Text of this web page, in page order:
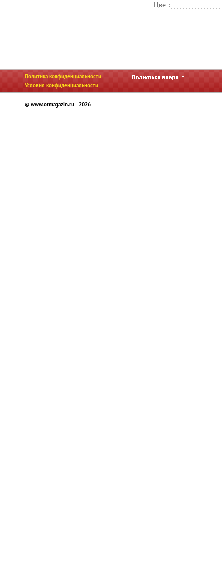
Цвет:
Политика конфиденциальности
Условия конфиденциальности
© www.otmagazin.ru 2026